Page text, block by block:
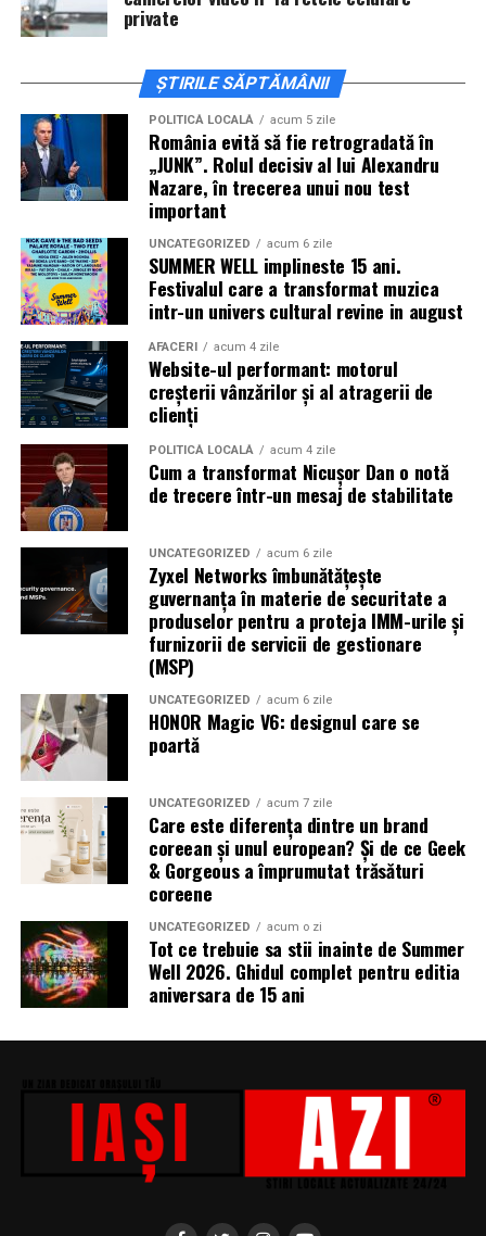
Costache, Azaleea Necula și Oana Gherman
Mall pe 16 februarie de la ora 18:00.
ActoriiVlad Gherman, Oana Gherman și Ioana
Ginghină
vin la întâlnirea cu publicul dinCinema City
Vivo! Pitești pe 17 februarie, de la 18:30și vor
participa la o discuție după proiecție, alături de
Paul Decu.
Caravana„În pielea mea”ajunge laCinema City
Shopping City Ploiești, pe 18 februarie,de la 18:30, la
proiecția specială introdusă de regizorulPaul Decu,
alături de actoriiIoana State, Vlad și Oana Gherman,
Azaleea Necula și Gabriel Vatavu.
O comedie actuală și spumoasă, filmul
mea”este distribuit de T.R.I.B.E. Films.
TRAILER:https://bit.ly/InPieleaMea
Site oficial:inpieleamea.ro
Mai multe detalii, imagini de la filmări, fragmente din
film, declarații din partea actorilor și informații despre
concursuri sunt disponibile pe paginile social media ale
Facebook,Instagram,TikTok .
Adrian Pădurețu semnează imaginea filmului. De sunet
s-a ocupat Bogdan Ivanovici, de scenografie Anca
Miron, iar de costume Francisca Vass.
„În Pielea Mea”este un film produs de: CB MOTION
PICTURES.
Producător asociat: MAGNETIC MEDIA PRODUCTIONS
Producător: Claudiu Boboc
Producător executiv: Adela Mara
Manager producție: Iulia Cezara Roșu
Realizat cu sprijinul:
Co-finanțatori:C&C HOUSE RESIDENCE, S&I BEST
CORPORATION WEB DESIGN, CLIMA FREON
private
ȘTIRILE SĂPTĂMÂNII
POLITICĂ LOCALĂ acum 5 zile
România evită să fie retrogradată în
„JUNK”. Rolul decisiv al lui Alexandru
Nazare, în trecerea unui nou test
important
UNCATEGORIZED acum 6 zile
SUMMER WELL implineste 15 ani.
Festivalul care a transformat muzica
intr-un univers cultural revine in august
AFACERI acum 4 zile
Website-ul performant: motorul
creșterii vânzărilor și al atragerii de
clienți
POLITICĂ LOCALĂ acum 4 zile
Cum a transformat Nicușor Dan o notă
de trecere într-un mesaj de stabilitate
UNCATEGORIZED acum 6 zile
Zyxel Networks îmbunătățește
guvernanța în materie de securitate a
produselor pentru a proteja IMM-urile și
furnizorii de servicii de gestionare
(MSP)
UNCATEGORIZED acum 6 zile
HONOR Magic V6: designul care se
poartă
UNCATEGORIZED acum 7 zile
Care este diferența dintre un brand
coreean și unul european? Și de ce Geek
& Gorgeous a împrumutat trăsături
coreene
UNCATEGORIZED acum o zi
Tot ce trebuie sa stii inainte de Summer
Well 2026. Ghidul complet pentru editia
aniversara de 15 ani